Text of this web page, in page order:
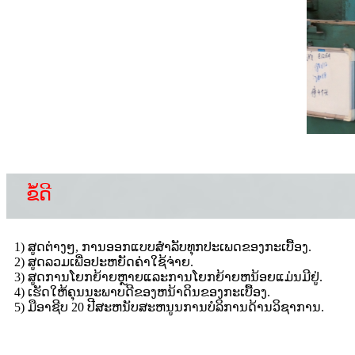
ຂໍ້ດີ
1​) ສູດ​ຕ່າງໆ​, ການ​ອອກ​ແບບ​ສໍາ​ລັບ​ທຸກ​ປະ​ເພດ​ຂອງ​ກະ​ເບື້ອງ​.
2​) ສູດ​ລວມ​ເພື່ອ​ປະ​ຫຍັດ​ຄ່າ​ໃຊ້​ຈ່າຍ​.
3​) ສູດ​ການ​ໂຍກ​ຍ້າຍ​ຫຼາຍ​ແລະ​ການ​ໂຍກ​ຍ້າຍ​ຫນ້ອຍ​ແມ່ນ​ມີ​ຢູ່​.
4) ເຮັດໃຫ້ຄຸນນະພາບດີຂອງຫນ້າດິນຂອງກະເບື້ອງ.
5) ມືອາຊີບ 20 ປີສະຫນັບສະຫນູນການບໍລິການດ້ານວິຊາການ.